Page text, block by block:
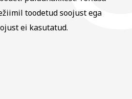
toodetud soojust ega
ei kasutatud.